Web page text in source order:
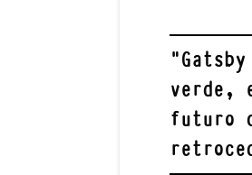
"
verde,
futuro